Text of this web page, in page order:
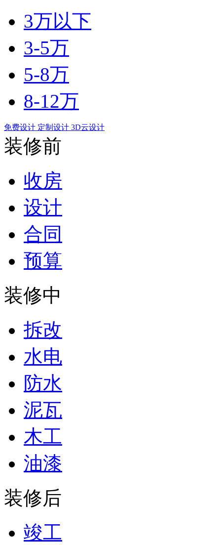
3万以下
3-5万
5-8万
8-12万
免费设计 定制设计 3D云设计
装修前
收房
设计
合同
预算
装修中
拆改
水电
防水
泥瓦
木工
油漆
装修后
竣工